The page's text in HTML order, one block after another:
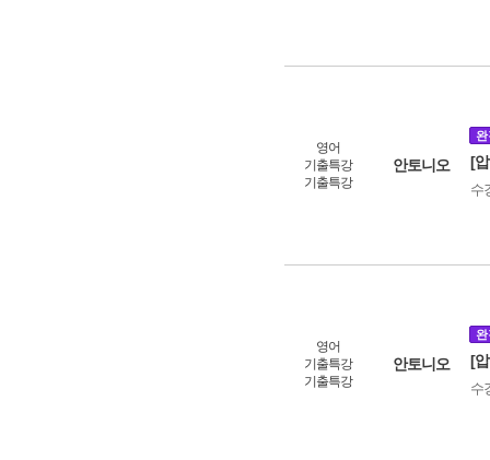
영어
기출특강
기출특강
안토니오
완
[
수
영어
기출특강
기출특강
안토니오
완
[
수